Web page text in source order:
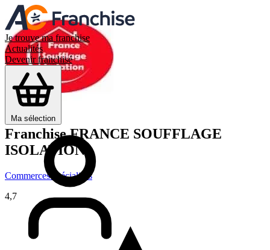
Je trouve ma franchise
Actualités
Devenir franchisé
Ma sélection
Franchise FRANCE SOUFFLAGE
ISOLATION
Commerces spécialisés
4,7